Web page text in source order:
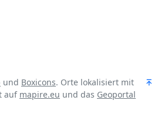
und Boxicons. Orte lokalisiert mit
auf mapire.eu und das Geoportal